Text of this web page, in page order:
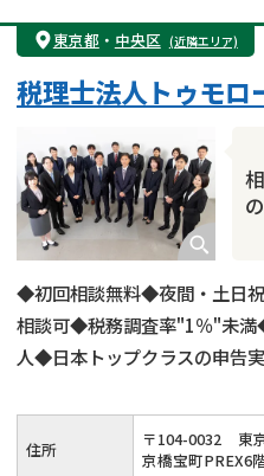
東京都 ・ 中央区 (近隣エリア)
税理士法人トゥモロ
◆初回相談無料◆夜間・土日
相談可◆税務調査率"1％"未
人◆日本トップクラスの申告
住所 〒104-0032
東
京橋宝町PREX6